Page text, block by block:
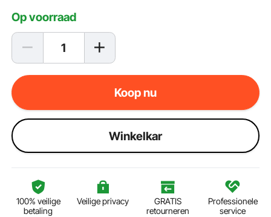
Op voorraad
Koop nu
Winkelkar
100% veilige
betaling
Veilige privacy
GRATIS
retourneren
Professionele
service